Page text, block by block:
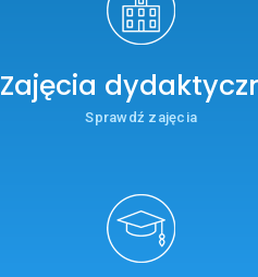
Zajęcia
Sprawdź zajęcia